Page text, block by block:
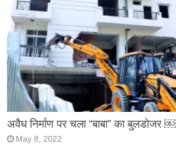
अवैध निर्माण पर चला “बाबा” का बुलडोजर ￼
May 8, 2022